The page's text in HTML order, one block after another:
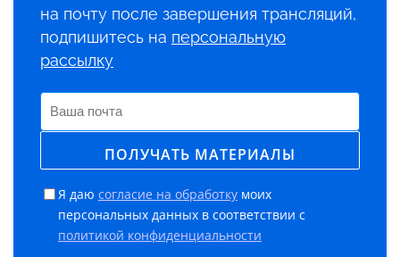
на почту после завершения трансляций,
подпишитесь на персональную
рассылку
Я даю согласие на обработку моих
персональных данных в соответствии с
политикой конфиденциальности